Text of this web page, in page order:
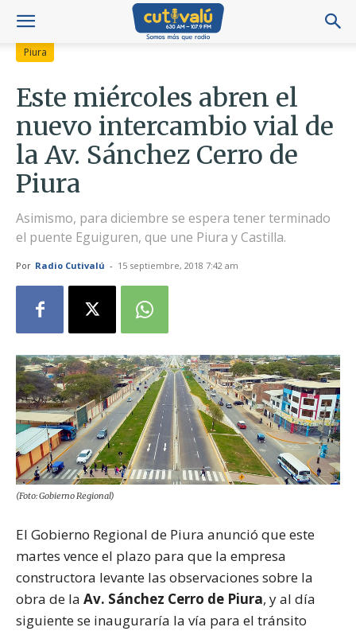
Piura
Este miércoles abren el
nuevo intercambio vial de
la Av. Sánchez Cerro de
Piura
Asimismo, para diciembre se espera tener terminado
el puente Eguiguren, que une Piura y Castilla.
Por Radio Cutivalú - 15 septiembre, 2018 7:42 am
(Foto: Gobierno Regional)
El Gobierno Regional de Piura anunció que este
martes vence el plazo para que la empresa
constructora levante las observaciones sobre la
obra de la Av. Sánchez Cerro de Piura, y al día
siguiente se inauguraría la vía para el tránsito